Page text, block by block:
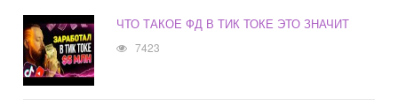
ЧТО ТАКОЕ ФД В ТИК ТОКЕ ЭТО ЗНАЧИТ
7423